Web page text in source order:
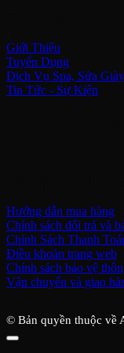
Giới Thiệu
Tuyển Dụng
Dịch Vụ Spa, Sửa Giày
Tin Tức - Sự Kiện
Hướng dẫn mua hàng
Chính sách đổi trả và
Chính Sách Thanh
Điều khoản trang web
Chính sách bảo vệ
Vận chuyển và giao
© Bản quyền thuộc về